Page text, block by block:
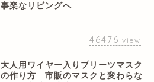
事楽なリビングへ
46476 view
大人用ワイヤー入りプリーツマスク
の作り方 市販のマスクと変わらな